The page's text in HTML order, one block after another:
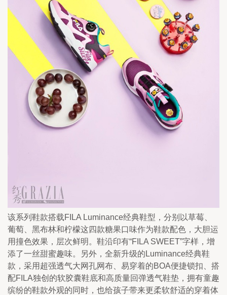
该系列鞋款搭载FILA Luminance经典鞋型，分别以草莓、
葡萄、黑布林和柠檬这四款糖果口味作为鞋款配色，大胆运
用撞色效果，层次鲜明。鞋沿印有“FILA SWEET”字样，增
添了一丝甜蜜趣味。另外，全新升级的Luminance经典鞋
款，采用超强透气大网孔网布、易穿着的BOA便捷锁扣、搭
配FILA独创的软胶囊鞋底和高质量回弹透气鞋垫，拥有童趣
缤纷的鞋款外观的同时，也给孩子带来更柔软舒适的穿着体